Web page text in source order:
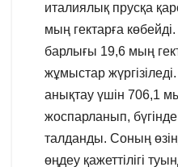
италиялық прусқа
мың гектарға
барлығы 19,6 мың
жұмыстар
анықтау үшін 706,1
жоспарланып,
талданды. Соның
өңдеу қажеттілігі